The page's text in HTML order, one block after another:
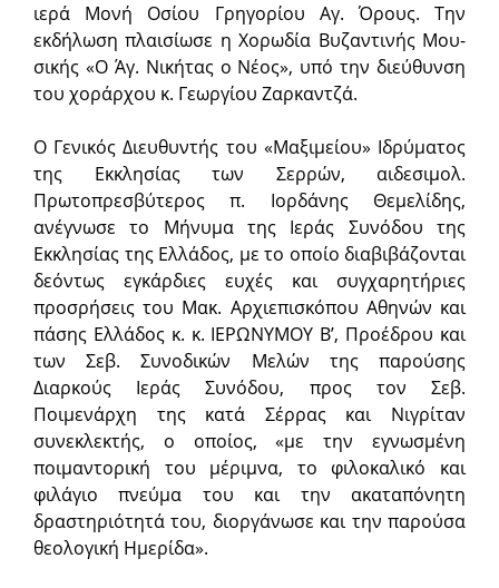
ιερά Μονή Οσίου Γρηγορίου Αγ. Όρους. Την
εκδήλωση πλαισίωσε η Χορωδία Βυ­­ζα­ντινής Μου­
σικής «Ο Άγ. Νικήτας ο Νέος», υπό την διεύθυνση
του χοράρχου κ. Γεωργίου Ζαρκαντζά.
Ο Γενικός Διευθυντής του «Μαξιμείου» Ιδρύματος
της Εκκλησίας των Σερρών, αιδεσιμολ.
Πρωτοπρεσβύτερος π. Ιορδάνης Θεμελίδης,
ανέγνωσε το Μήνυμα της Ιεράς Συνόδου της
Εκκλησίας της Ελλάδος, με το οποίο διαβιβάζονται
δεόντως εγκάρδιες ευχές και συγχαρητήριες
προσρήσεις του Μακ. Αρχιεπισκόπου Αθηνών και
πάσης Ελλάδος κ. κ. ΙΕΡΩΝΥΜΟΥ Β’, Προέδρου και
των Σεβ. Συνοδικών Μελών της παρούσης
Διαρκούς Ιεράς Συνόδου, προς τον Σεβ.
Ποιμενάρχη της κατά Σέρρας και Νιγρίταν
συνεκλεκτής, ο οποίος, «με την εγνωσμένη
ποιμαντορική του μέριμνα, το φιλοκαλικό και
φιλάγιο πνεύμα του και την ακαταπόνητη
δραστηριότητά του, διοργάνωσε και την παρούσα
θεολογική Ημερίδα».